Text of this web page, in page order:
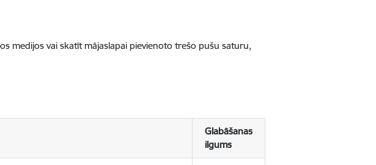
medijos vai skatīt mājaslapai pievienoto trešo pušu saturu,
Glabāšanas
ilgums